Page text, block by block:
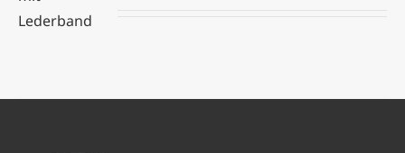
DETAILS